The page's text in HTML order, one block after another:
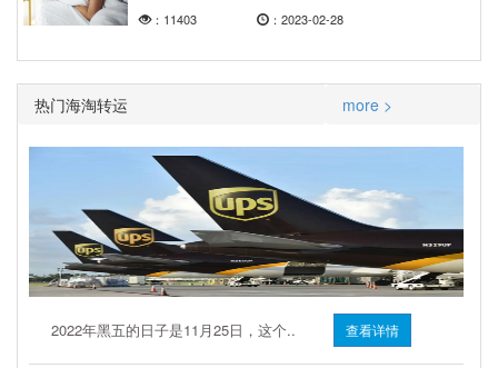
：11403
：2023-02-28
热门海淘转运 more >
2022年黑五的日子是11月25日，这个.. 查看详情